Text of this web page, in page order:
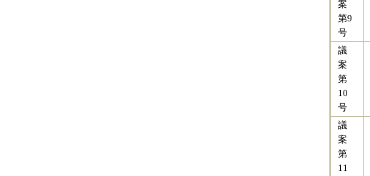
案
第9
号
議
案
第
10
号
議
案
第
11